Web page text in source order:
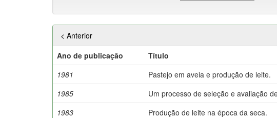
< Anterior
Ano de publicação
Título
1981
Pastejo em aveia e produção de leite.
1985
Um processo de seleção e avaliação
1983
Produção de leite na época da seca.